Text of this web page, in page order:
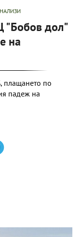
"Бобов дол"
на
плащането по
падеж на